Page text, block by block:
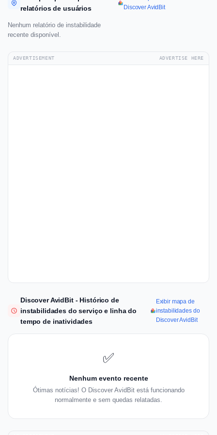
relatórios de usuários
Discover AvidBit
Nenhum relatório de instabilidade
recente disponível.
ADVERTISEMENT ADVERTISE HERE
Discover AvidBit - Histórico de
instabilidades do serviço e linha do
tempo de inatividades
Exibir mapa de
instabilidades do
Discover AvidBit
✅
Nenhum evento recente
Ótimas notícias! O Discover AvidBit está funcionando
normalmente e sem quedas relatadas.